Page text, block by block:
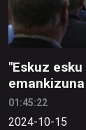
"Eskuz
emankizuna
01:45:22
2024-10-15